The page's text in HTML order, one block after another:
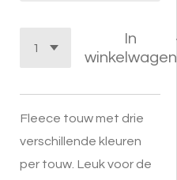
In
winkelwagen
Fleece touw met drie
verschillende kleuren
per touw. Leuk voor de